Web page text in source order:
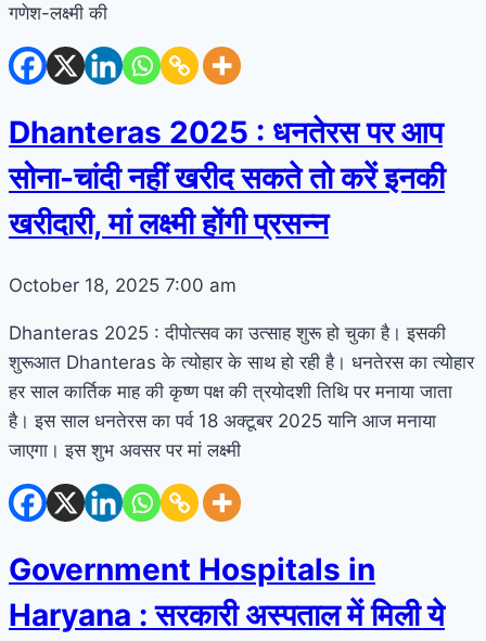
गणेश-लक्ष्मी की
Dhanteras 2025 : धनतेरस पर आप
सोना-चांदी नहीं खरीद सकते तो करें इनकी
खरीदारी, मां लक्ष्मी होंगी प्रसन्न
October 18, 2025 7:00 am
Dhanteras 2025 : दीपोत्सव का उत्साह शुरू हो चुका है। इसकी
शुरूआत Dhanteras के त्योहार के साथ हो रही है। धनतेरस का त्योहार
हर साल कार्तिक माह की कृष्ण पक्ष की त्रयोदशी तिथि पर मनाया जाता
है। इस साल धनतेरस का पर्व 18 अक्टूबर 2025 यानि आज मनाया
जाएगा। इस शुभ अवसर पर मां लक्ष्मी
Government Hospitals in
Haryana : सरकारी अस्पताल में मिली ये